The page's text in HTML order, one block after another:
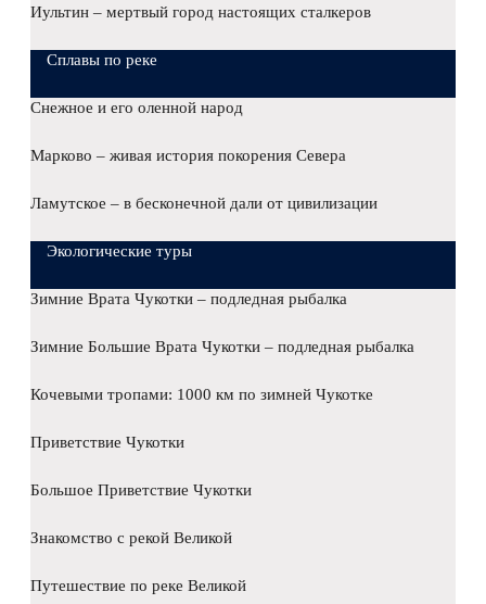
Иультин – мертвый город настоящих сталкеров
Сплавы по реке
Снежное и его оленной народ
Марково – живая история покорения Севера
Ламутское – в бесконечной дали от цивилизации
Экологические туры
Зимние Врата Чукотки – подледная рыбалка
Зимние Большие Врата Чукотки – подледная рыбалка
Кочевыми тропами: 1000 км по зимней Чукотке
Приветствие Чукотки
Большое Приветствие Чукотки
Знакомство с рекой Великой
Путешествие по реке Великой